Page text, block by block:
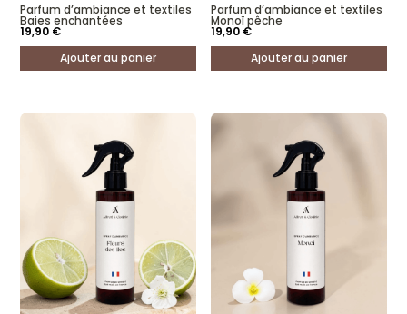
Parfum d’ambiance et textiles
Baies enchantées
19,90 €
Ajouter au panier
Parfum d’ambiance et textiles
Monoï pêche
19,90 €
Ajouter au panier